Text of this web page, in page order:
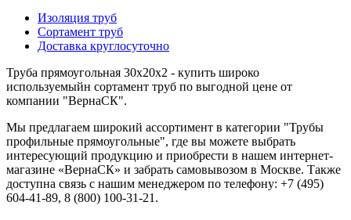
Изоляция труб
Сортамент труб
Доставка круглосуточно
Труба прямоугольная 30x20x2 - купить широко
используемыйн сортамент труб по выгодной цене от
компании "ВернаСК".
Мы предлагаем широкий ассортимент в категории "Трубы
профильные прямоугольные", где вы можете выбрать
интересующий продукцию и приобрести в нашем интернет-
магазине «ВернаСК» и забрать самовывозом в Москве. Также
доступна связь с нашим менеджером по телефону: +7 (495)
604-41-89, 8 (800) 100-31-21.